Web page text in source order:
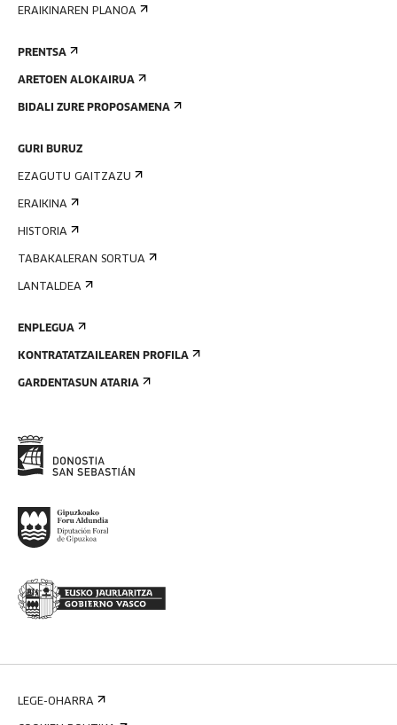
ERAIKINAREN PLANOA
PRENTSA
ARETOEN ALOKAIRUA
BIDALI ZURE PROPOSAMENA
GURI BURUZ
EZAGUTU GAITZAZU
ERAIKINA
HISTORIA
TABAKALERAN SORTUA
LANTALDEA
ENPLEGUA
KONTRATATZAILEAREN PROFILA
GARDENTASUN ATARIA
LEGE-OHARRA